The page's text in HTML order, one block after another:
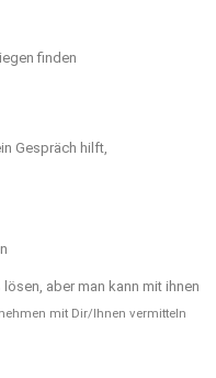
finden
Gespräch hilft,
aber man kann mit ihnen
mit Dir/Ihnen vermitteln